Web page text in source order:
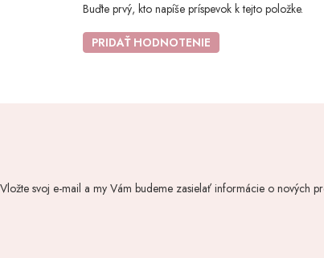
Buďte prvý, kto napíše príspevok k tejto položke.
PRIDAŤ HODNOTENIE
Vložte svoj e-mail a my Vám budeme zasielať informácie o nových